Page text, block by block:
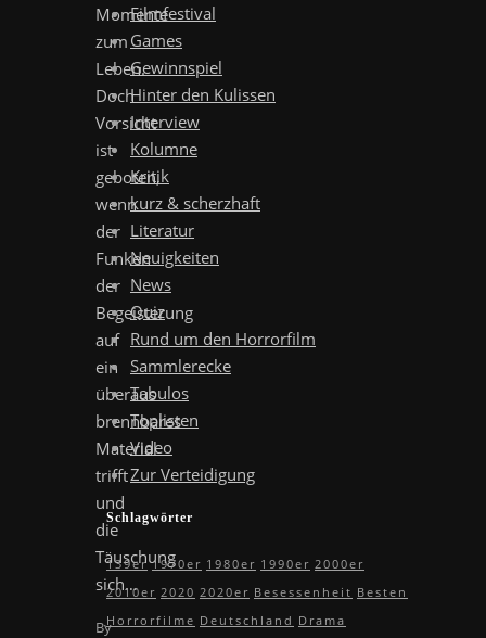
Momente
zum
Leben.
Doch
Vorsicht
ist
geboten,
wenn
der
Funken
der
Begeisterung
auf
ein
überaus
brennbares
Material
trifft
und
die
Täuschung
sich…
By
Filmfestival
Games
Gewinnspiel
Hinter den Kulissen
Interview
Kolumne
Kritik
kurz & scherzhaft
Literatur
Neuigkeiten
News
Quiz
Rund um den Horrorfilm
Sammlerecke
Tabulos
Toplisten
Video
Zur Verteidigung
Schlagwörter
139er 1970er 1980er 1990er 2000er
2010er 2020 2020er Besessenheit Besten
Horrorfilme Deutschland Drama